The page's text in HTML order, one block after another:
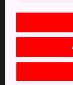
Es fácil acceder a
la ciudad de
operaciones
El tren bala de
(42 minutos),